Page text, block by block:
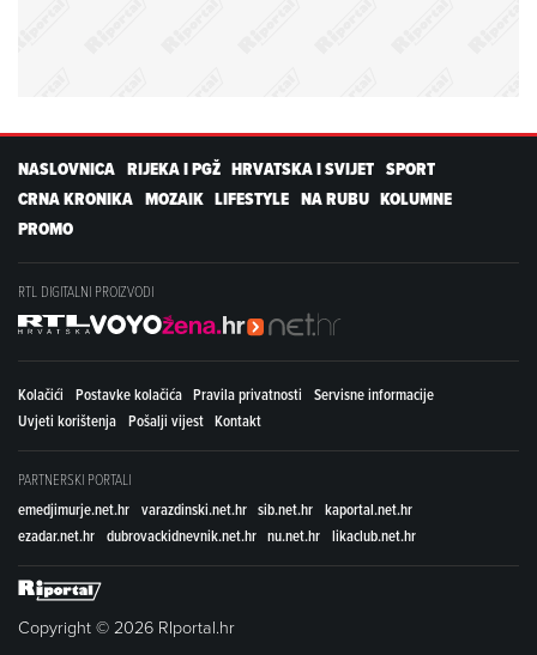
NASLOVNICA RIJEKA I PGŽ HRVATSKA I SVIJET SPORT
CRNA KRONIKA MOZAIK LIFESTYLE NA RUBU KOLUMNE
PROMO
RTL DIGITALNI PROIZVODI
Kolačići Postavke kolačića Pravila privatnosti
Servisne informacije
Uvjeti korištenja Pošalji vijest Kontakt
PARTNERSKI PORTALI
emedjimurje.net.hr varazdinski.net.hr sib.net.hr kaportal.net.hr
ezadar.net.hr dubrovackidnevnik.net.hr nu.net.hr likaclub.net.hr
Copyright © 2026 RIportal.hr